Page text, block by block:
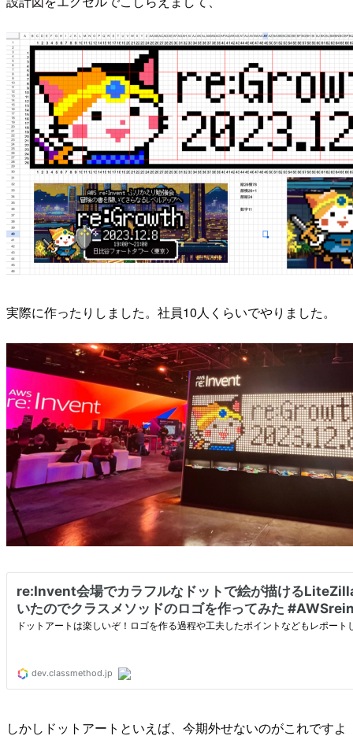
実際に作ったりしました。社員10人くらいでやりました。
しかしドットアートといえば、今期外せないのがこれですよ